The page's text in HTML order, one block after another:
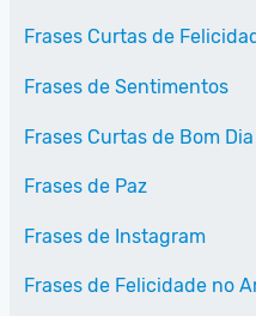
Frases Curtas de
Frases de Sentimentos
Frases Curtas de Bom Dia
Frases de Paz
Frases de Instagram
Frases de Felicidade no